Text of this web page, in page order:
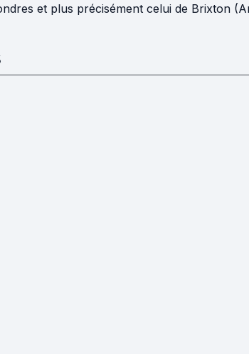
et plus précisément celui de Brixton